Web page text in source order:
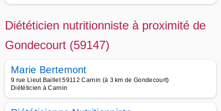
Diététicien nutritionniste à proximité de
Gondecourt (59147)
Marie Bertemont
9 rue Lieut Baillet 59112 Carnin (à 3 km de Gondecourt)
Diététicien à Carnin